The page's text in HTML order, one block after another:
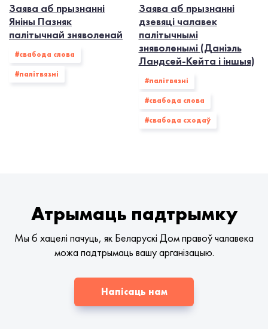
Заява аб прызнанні
Яніны Пазняк
палітычнай зняволенай
#свабода слова
#палiтвязнi
Заява аб прызнанні
дзевяці чалавек
палітычнымі
зняволенымі (Даніэль
Ландсей-Кейта і іншыя)
#палiтвязнi
#свабода слова
#свабода сходаў
Атрымаць падтрымку
Мы б хацелі пачуць, як Беларускі Дом правоў чалавека
можа падтрымаць вашу арганізацыю.
Напісаць нам